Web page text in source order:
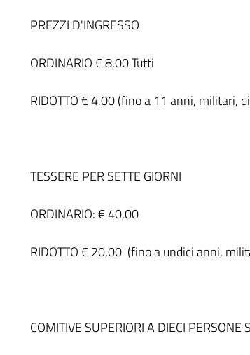
PREZZI D'INGRESSO
ORDINARIO € 8,00 Tutti
RIDOTTO € 4,00 (fino a 11 anni, militari,
TESSERE PER SETTE GIORNI
ORDINARIO: € 40,00
RIDOTTO € 20,00 (fino a undici anni,
COMITIVE SUPERIORI A DIECI PERSONE